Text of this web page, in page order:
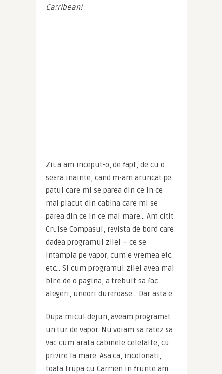
Carribean!
Ziua am inceput-o, de fapt, de cu o
seara inainte, cand m-am aruncat pe
patul care mi se parea din ce in ce
mai placut din cabina care mi se
parea din ce in ce mai mare… Am citit
Cruise Compasul, revista de bord care
dadea programul zilei – ce se
intampla pe vapor, cum e vremea etc.
etc… Si cum programul zilei avea mai
bine de o pagina, a trebuit sa fac
alegeri, uneori dureroase… Dar asta e.
Dupa micul dejun, aveam programat
un tur de vapor. Nu voiam sa ratez sa
vad cum arata cabinele celelalte, cu
privire la mare. Asa ca, incolonati,
toata trupa cu Carmen in frunte am